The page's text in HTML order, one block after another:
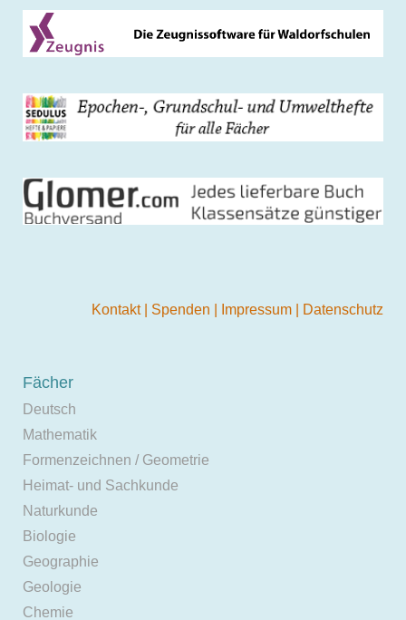
Kontakt Spenden Impressum Datenschutz
Fächer
Deutsch
Mathematik
Formenzeichnen / Geometrie
Heimat- und Sachkunde
Naturkunde
Biologie
Geographie
Geologie
Chemie